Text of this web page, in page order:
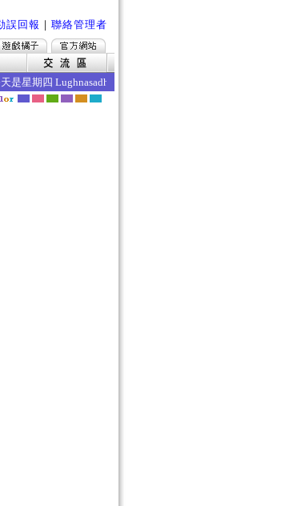
誤回報 ｜ 聯絡管理者
是星期四 Lughnasadh 今日的效果如下 ‧魔力賦予成功率